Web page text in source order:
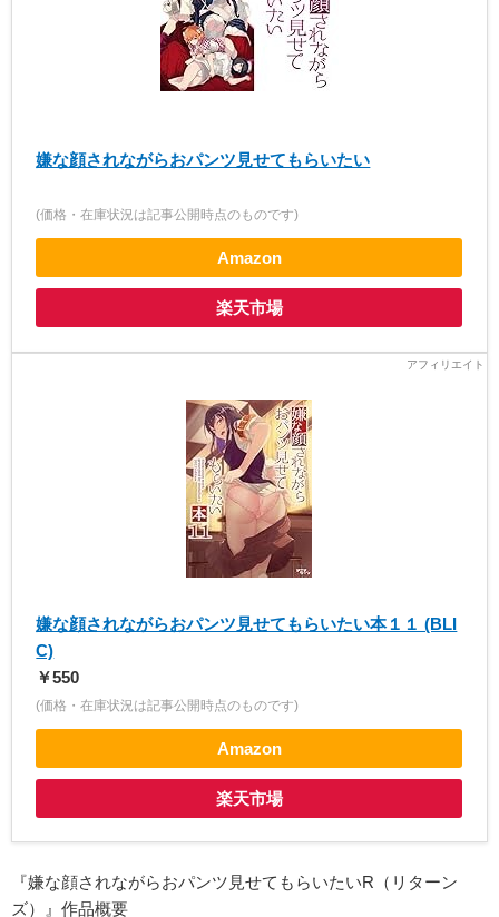
嫌な顔されながらおパンツ見せてもらいたい
(価格・在庫状況は記事公開時点のものです)
Amazon
楽天市場
嫌な顔されながらおパンツ見せてもらいたい本１１ (BLI
C)
￥550
(価格・在庫状況は記事公開時点のものです)
Amazon
楽天市場
『嫌な顔されながらおパンツ見せてもらいたいR（リターン
ズ）』作品概要